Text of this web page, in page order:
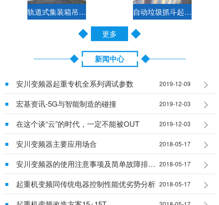
轨道式集装箱吊钩两用门式起重机控制方案 自动垃圾抓斗起重机电气控制方案
更多
新闻中心
安川变频器起重专机全系列调试参数 2019-12-09
宏基资讯-5G与智能制造的碰撞 2019-12-03
在这个谈“云”的时代，一定不能被OUT 2019-12-03
安川变频器主要应用场合 2018-05-17
安川变频器的使用注意事项及简单故障排除说明 2018-05-17
起重机变频同传统电器控制性能优劣势分析 2018-05-17